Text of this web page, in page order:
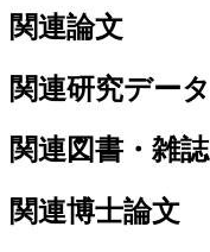
関連論文
関連研究データ
関連図書・雑誌
関連博士論文